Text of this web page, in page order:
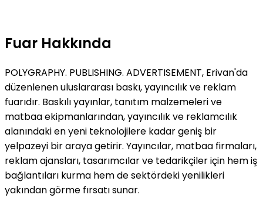
Fuar Hakkında
POLYGRAPHY. PUBLISHING. ADVERTISEMENT, Erivan'da
düzenlenen uluslararası baskı, yayıncılık ve reklam
fuarıdır. Baskılı yayınlar, tanıtım malzemeleri ve
matbaa ekipmanlarından, yayıncılık ve reklamcılık
alanındaki en yeni teknolojilere kadar geniş bir
yelpazeyi bir araya getirir. Yayıncılar, matbaa firmaları,
reklam ajansları, tasarımcılar ve tedarikçiler için hem iş
bağlantıları kurma hem de sektördeki yenilikleri
yakından görme fırsatı sunar.